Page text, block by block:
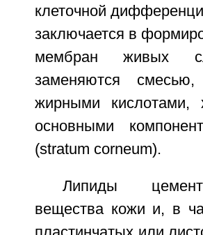
клеточной
заключается в
мембран живых
заменяются
жирными кислотами,
основными
(stratum corneum).
Липиды
вещества кожи и, в